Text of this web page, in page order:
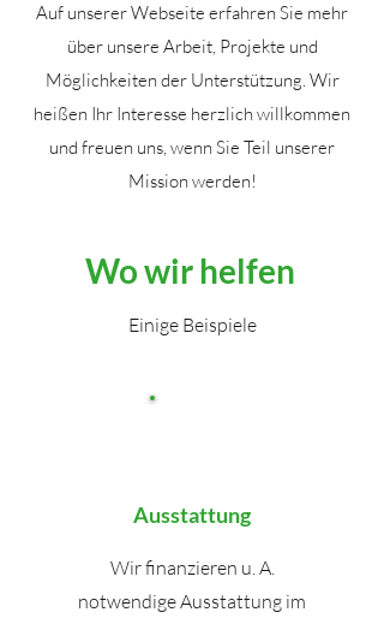
Auf unserer Webseite erfahren Sie mehr
über unsere Arbeit, Projekte und
Möglichkeiten der Unterstützung. Wir
heißen Ihr Interesse herzlich willkommen
und freuen uns, wenn Sie Teil unserer
Mission werden!
Wo wir helfen
Einige Beispiele
Ausstattung
Wir finanzieren u. A.
notwendige Ausstattung im